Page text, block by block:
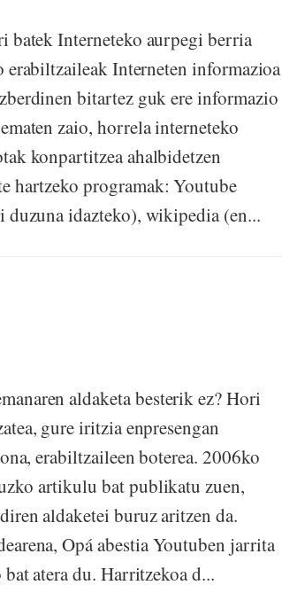
batek Interneteko aurpegi berria
Interneten informazioa
bitartez guk ere informazio
zaio, horrela interneteko
konpartitzea ahalbidetzen
hartzeko programak: Youtube
idazteko), wikipedia (en...
aldaketa besterik ez? Hori
gure iritzia enpresengan
erabiltzaileen boterea. 2006ko
artikulu bat publikatu zuen,
aldaketei buruz aritzen da.
Opá abestia Youtuben jarrita
atera du. Harritzekoa d...